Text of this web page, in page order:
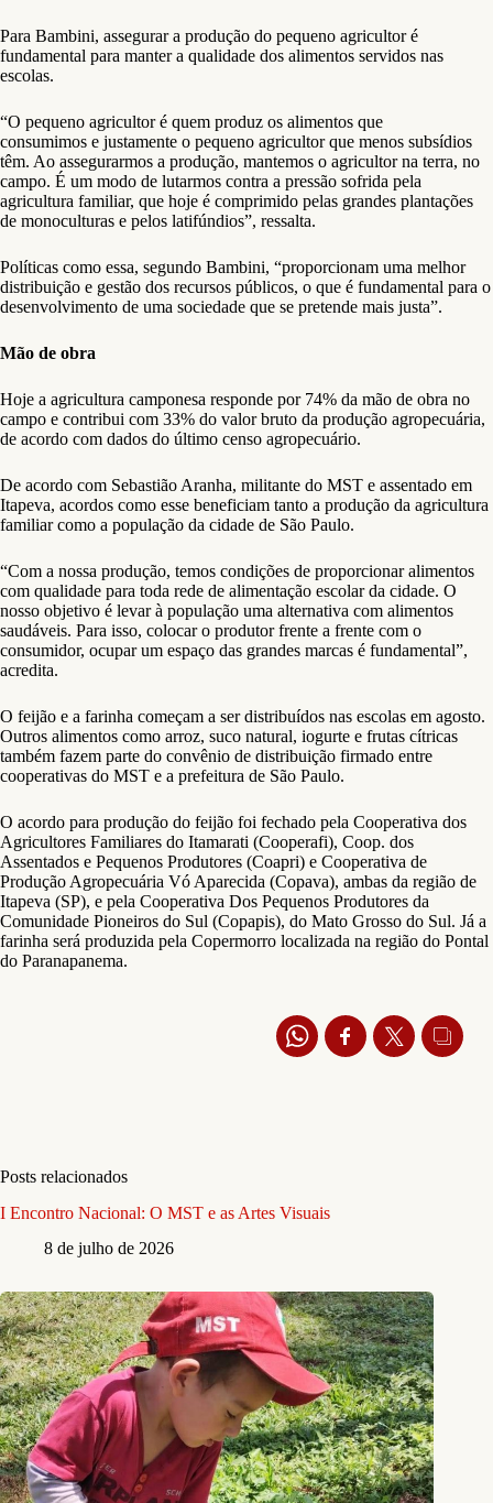
Para Bambini, assegurar a produção do pequeno agricultor é
fundamental para manter a qualidade dos alimentos servidos nas
escolas.
“O pequeno agricultor é quem produz os alimentos que
consumimos e justamente o pequeno agricultor que menos subsídios
têm. Ao assegurarmos a produção, mantemos o agricultor na terra, no
campo. É um modo de lutarmos contra a pressão sofrida pela
agricultura familiar, que hoje é comprimido pelas grandes plantações
de monoculturas e pelos latifúndios”, ressalta.
Políticas como essa, segundo Bambini, “proporcionam uma melhor
distribuição e gestão dos recursos públicos, o que é fundamental para o
desenvolvimento de uma sociedade que se pretende mais justa”.
Mão de obra
Hoje a agricultura camponesa responde por 74% da mão de obra no
campo e contribui com 33% do valor bruto da produção agropecuária,
de acordo com dados do último censo agropecuário.
De acordo com Sebastião Aranha, militante do MST e assentado em
Itapeva, acordos como esse beneficiam tanto a produção da agricultura
familiar como a população da cidade de São Paulo.
“Com a nossa produção, temos condições de proporcionar alimentos
com qualidade para toda rede de alimentação escolar da cidade. O
nosso objetivo é levar à população uma alternativa com alimentos
saudáveis. Para isso, colocar o produtor frente a frente com o
consumidor, ocupar um espaço das grandes marcas é fundamental”,
acredita.
O feijão e a farinha começam a ser distribuídos nas escolas em agosto.
Outros alimentos como arroz, suco natural, iogurte e frutas cítricas
também fazem parte do convênio de distribuição firmado entre
cooperativas do MST e a prefeitura de São Paulo.
O acordo para produção do feijão foi fechado pela Cooperativa dos
Agricultores Familiares do Itamarati (Cooperafi), Coop. dos
Assentados e Pequenos Produtores (Coapri) e Cooperativa de
Produção Agropecuária Vó Aparecida (Copava), ambas da região de
Itapeva (SP), e pela Cooperativa Dos Pequenos Produtores da
Comunidade Pioneiros do Sul (Copapis), do Mato Grosso do Sul. Já a
farinha será produzida pela Copermorro localizada na região do Pontal
do Paranapanema.
Posts relacionados
I Encontro Nacional: O MST e as Artes Visuais
8 de julho de 2026